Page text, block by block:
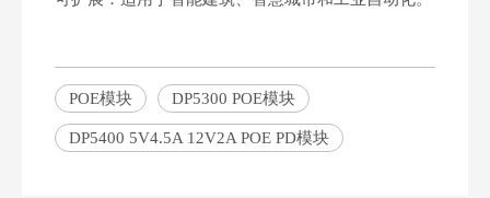
POE模块 DP5300 POE模块
DP5400 5V4.5A 12V2A POE PD模块